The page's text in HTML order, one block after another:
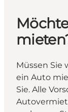
Müssen Sie
ein Auto
Sie. Alle